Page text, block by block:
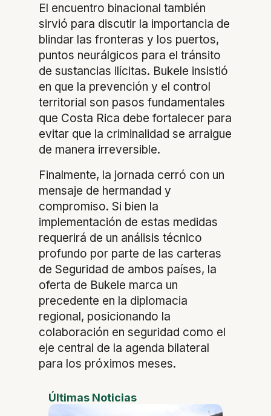
El encuentro binacional también
sirvió para discutir la importancia de
blindar las fronteras y los puertos,
puntos neurálgicos para el tránsito
de sustancias ilícitas. Bukele insistió
en que la prevención y el control
territorial son pasos fundamentales
que Costa Rica debe fortalecer para
evitar que la criminalidad se arraigue
de manera irreversible.
Finalmente, la jornada cerró con un
mensaje de hermandad y
compromiso. Si bien la
implementación de estas medidas
requerirá de un análisis técnico
profundo por parte de las carteras
de Seguridad de ambos países, la
oferta de Bukele marca un
precedente en la diplomacia
regional, posicionando la
colaboración en seguridad como el
eje central de la agenda bilateral
para los próximos meses.
Últimas Noticias